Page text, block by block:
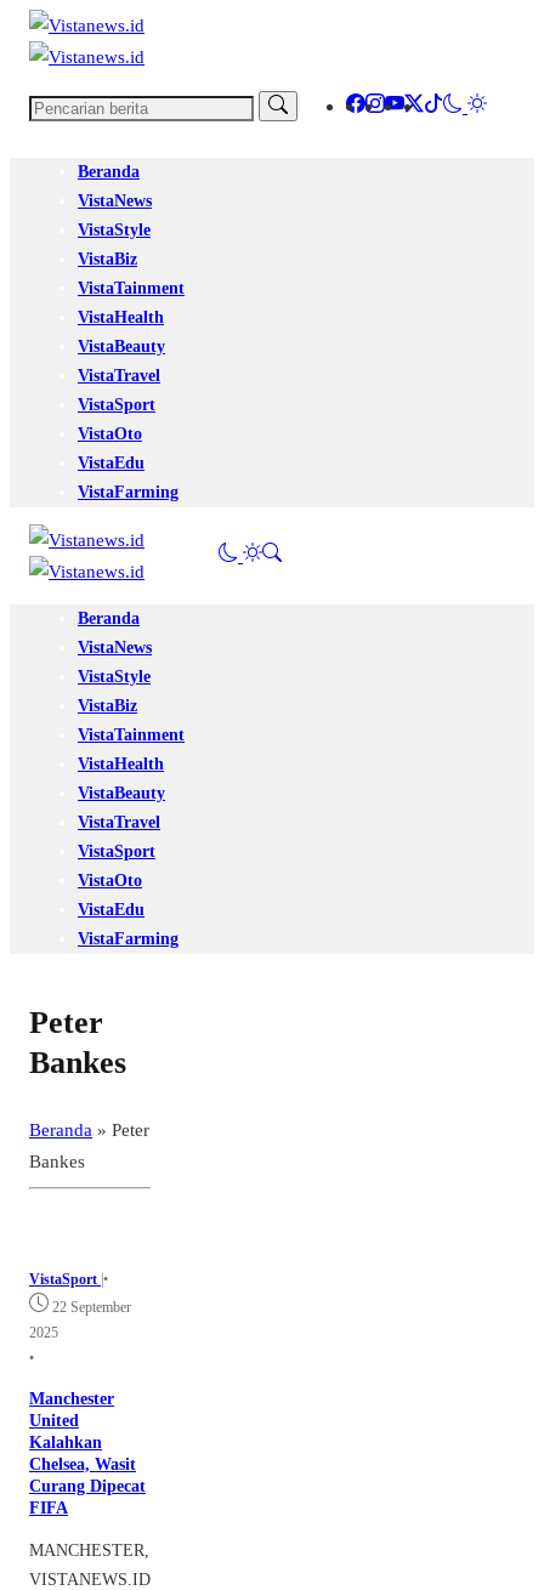
Beranda
VistaNews
VistaStyle
VistaBiz
VistaTainment
VistaHealth
VistaBeauty
VistaTravel
VistaSport
VistaOto
VistaEdu
VistaFarming
Beranda
VistaNews
VistaStyle
VistaBiz
VistaTainment
VistaHealth
VistaBeauty
VistaTravel
VistaSport
VistaOto
VistaEdu
VistaFarming
Peter
Bankes
Beranda » Peter
Bankes
VistaSport |•
22 September
2025
•
Manchester
United
Kalahkan
Chelsea, Wasit
Curang Dipecat
FIFA
MANCHESTER,
VISTANEWS.ID